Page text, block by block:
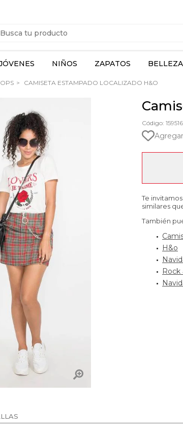
NIÑOS ZAPATOS BELLEZA
CAMISETA ESTAMPADO LOCALIZADO H&O
Código:
Te
similares
También
H&o
Rock